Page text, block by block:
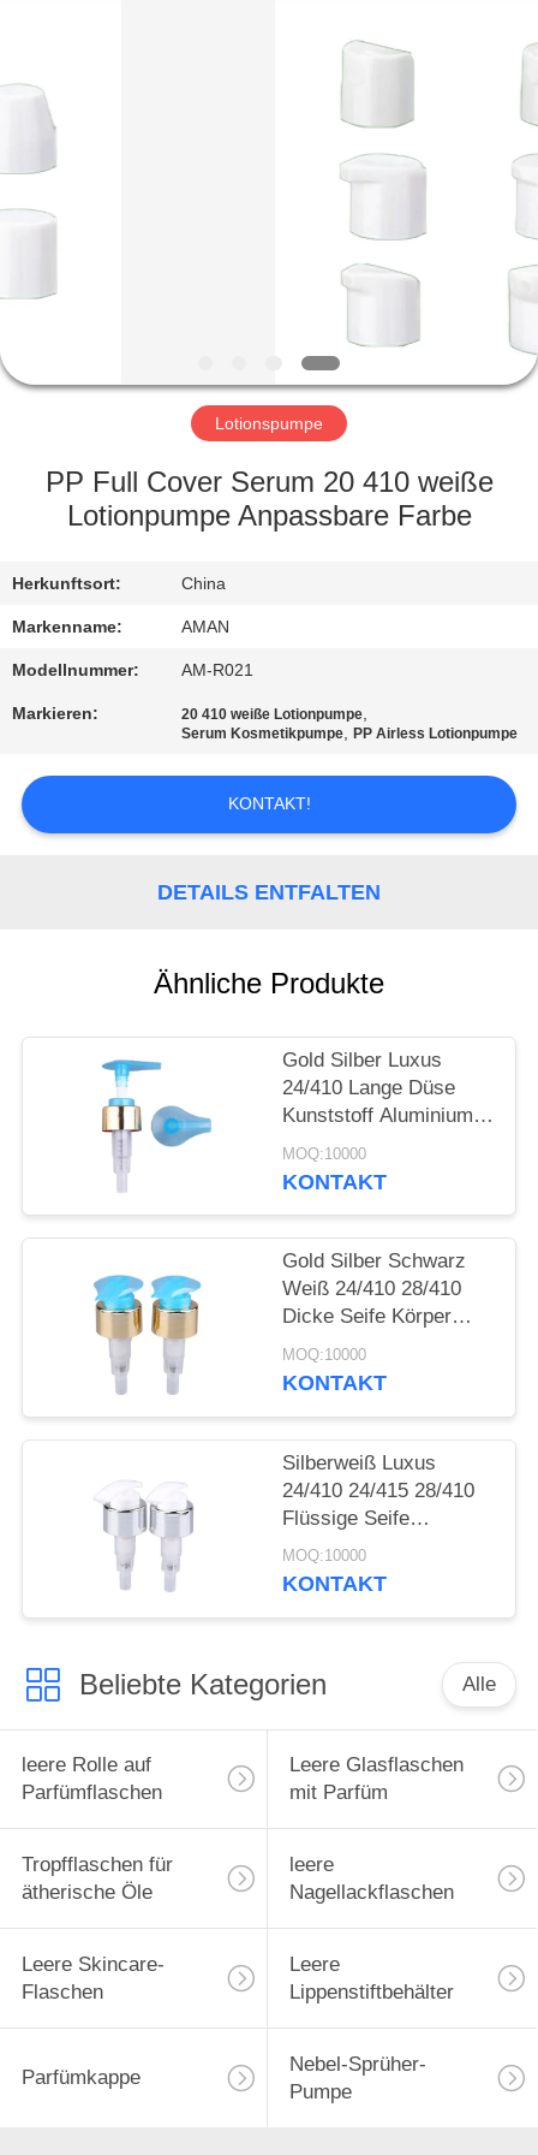
HEIM
PRODUKTE
VR-
SHOW
ÜBER
UNS
WERKSBESICHTIGUNG
QUALITÄTSKONTROLLE
MIT
UNS
NACHRICHT
ANGEBOT
ANFORDERN
SITEMAP
PRIVACY
POLICY
Lotionspumpe
PP Full Cover Serum 20 410 weiße
Lotionpumpe Anpassbare Farbe
Herkunftsort: China
Markenname: AMAN
Modellnummer: AM-R021
Markieren: 20 410 weiße Lotionpumpe,
Serum Kosmetikpumpe,PP Airless Lotionpumpe
KONTAKT!
DETAILS ENTFALTEN
Ähnliche Produkte
Gold Silber Luxus
24/410 Lange Düse
Kunststoff Aluminium
Creme Lotion Pumpe
MOQ:10000
KONTAKT
Gold Silber Schwarz
Weiß 24/410 28/410
Dicke Seife Körper
Lotion Dispenser
Kunststoff Aluminium
MOQ:10000
KONTAKT
Silberweiß Luxus
24/410 24/415 28/410
Flüssige Seife
Kunststoff Aluminium
Creme Lotion Pumpe
MOQ:10000
KONTAKT
Beliebte Kategorien Alle
leere Rolle auf
Parfümflaschen
Leere Glasflaschen
mit Parfüm
Tropfflaschen für
ätherische Öle
leere
Nagellackflaschen
Leere Skincare-
Flaschen
Leere
Lippenstiftbehälter
Parfümkappe
Nebel-Sprüher-
Pumpe